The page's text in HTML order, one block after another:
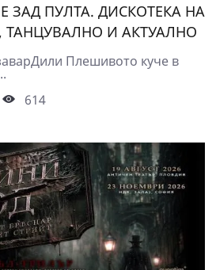
ЗАД ПУЛТА. ДИСКОТЕКА НА
ТАНЦУВАЛНО И АКТУАЛНО
Плешивото куче в
614